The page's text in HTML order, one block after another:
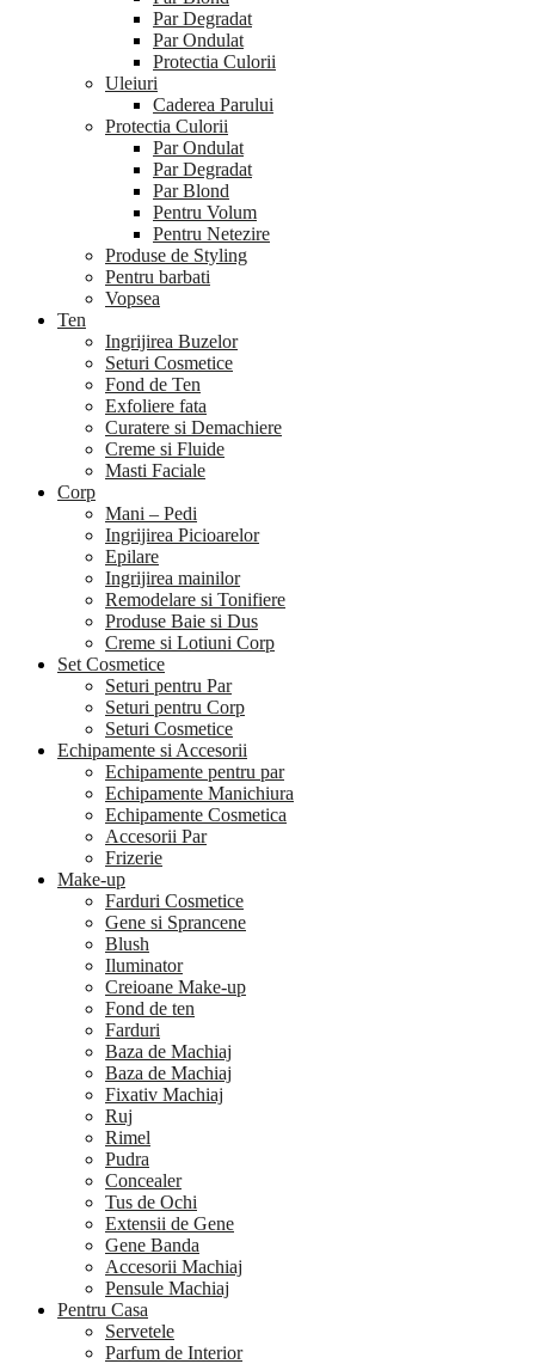
Par Degradat
Par Ondulat
Protectia Culorii
Uleiuri
Caderea Parului
Protectia Culorii
Par Ondulat
Par Degradat
Par Blond
Pentru Volum
Pentru Netezire
Produse de Styling
Pentru barbati
Vopsea
Ten
Ingrijirea Buzelor
Seturi Cosmetice
Fond de Ten
Exfoliere fata
Curatere si Demachiere
Creme si Fluide
Masti Faciale
Corp
Mani – Pedi
Ingrijirea Picioarelor
Epilare
Ingrijirea mainilor
Remodelare si Tonifiere
Produse Baie si Dus
Creme si Lotiuni Corp
Set Cosmetice
Seturi pentru Par
Seturi pentru Corp
Seturi Cosmetice
Echipamente si Accesorii
Echipamente pentru par
Echipamente Manichiura
Echipamente Cosmetica
Accesorii Par
Frizerie
Make-up
Farduri Cosmetice
Gene si Sprancene
Blush
Iluminator
Creioane Make-up
Fond de ten
Farduri
Baza de Machiaj
Baza de Machiaj
Fixativ Machiaj
Ruj
Rimel
Pudra
Concealer
Tus de Ochi
Extensii de Gene
Gene Banda
Accesorii Machiaj
Pensule Machiaj
Pentru Casa
Servetele
Parfum de Interior